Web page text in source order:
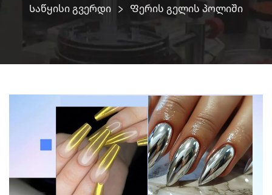
Საწყისი გვერდი Ფერის გელის პოლიში